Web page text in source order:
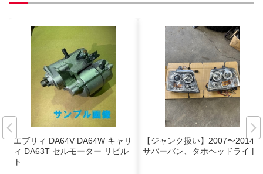
エブリィ DA64V DA64W キャリ
ィ DA63T セルモーター リビル
ト
【ジャンク扱い】2007〜2014年
サバーバン、タホヘッドライト